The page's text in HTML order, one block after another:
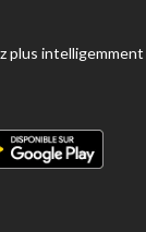
plus intelligemment